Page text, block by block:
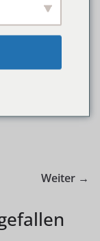
the
Weiter →